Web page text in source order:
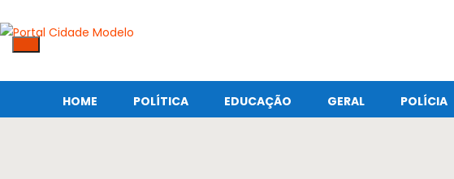
HOME POLÍTICA EDUCAÇÃO GERAL POLÍCIA